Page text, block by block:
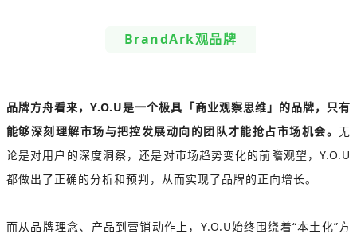
BrandArk观品牌
品牌方舟看来，Y.O.U是一个极具「商业观察思维」的品牌，只有
能够深刻理解市场与把控发展动向的团队才能抢占市场机会。 无
论是对用户的深度洞察，还是对市场趋势变化的前瞻观望，Y.O.U
都做出了正确的分析和预判，从而实现了品牌的正向增长。
而从品牌理念、产品到营销动作上，Y.O.U始终围绕着“本土化”方